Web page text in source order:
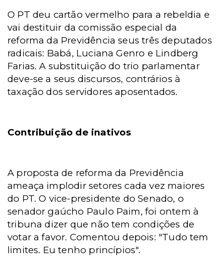
O PT deu cartão vermelho para a rebeldia e
vai destituir da comissão especial da
reforma da Previdência seus três deputados
radicais: Babá, Luciana Genro e Lindberg
Farias. A substituição do trio parlamentar
deve-se a seus discursos, contrários à
taxação dos servidores aposentados.
Contribuição de inativos
A proposta de reforma da Previdência
ameaça implodir setores cada vez maiores
do PT. O vice-presidente do Senado, o
senador gaúcho Paulo Paim, foi ontem à
tribuna dizer que não tem condições de
votar a favor. Comentou depois: "Tudo tem
limites. Eu tenho princípios".